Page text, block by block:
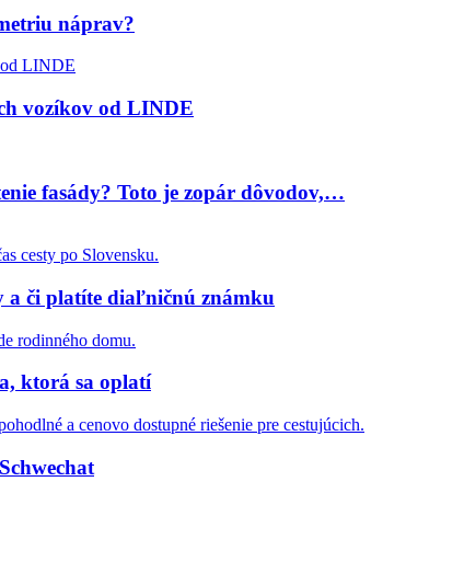
náprav?
vozíkov od LINDE
fasády? Toto je zopár dôvodov,…
a či platíte diaľničnú známku
ktorá sa oplatí